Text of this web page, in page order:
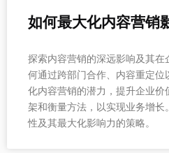
如何最大化内容营销
探索内容营销的深远影响及其在
何通过跨部门合作、内容重定位
化内容营销的潜力，提升企业
架和衡量方法，以实现业务增
性及其最大化影响力的策略。